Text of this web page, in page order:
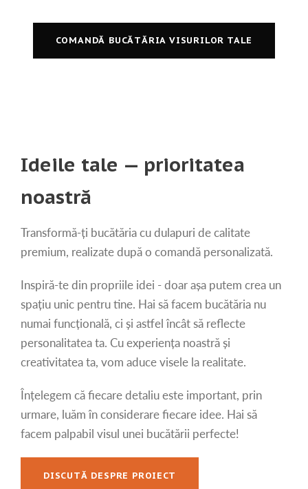
COMANDĂ BUCĂTĂRIA VISURILOR TALE
Ideile tale — prioritatea
noastră
Transformă-ți bucătăria cu dulapuri de calitate
premium, realizate după o comandă personalizată.
Inspiră-te din propriile idei - doar așa putem crea un
spațiu unic pentru tine. Hai să facem bucătăria nu
numai funcțională, ci și astfel încât să reflecte
personalitatea ta. Cu experiența noastră și
creativitatea ta, vom aduce visele la realitate.
Înțelegem că fiecare detaliu este important, prin
urmare, luăm în considerare fiecare idee. Hai să
facem palpabil visul unei bucătării perfecte!
DISCUTĂ DESPRE PROIECT